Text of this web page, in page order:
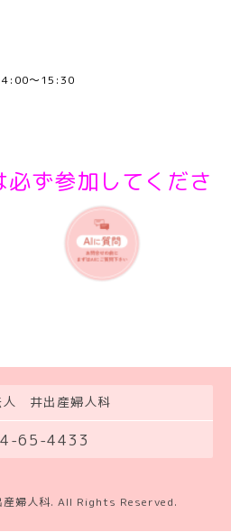
～15:30
ず参加してくださ
人 井出産婦人科
65-4433
婦人科. All Rights Reserved.